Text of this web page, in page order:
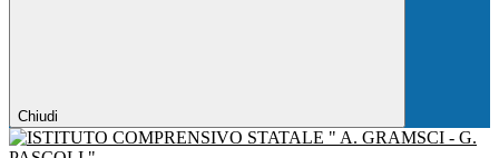
Chiudi